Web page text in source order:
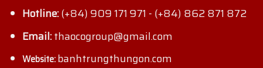
Hotline:(+84) 909 171 971 - (+84) 862 871 872
Email:thaocogroup@gmail.com
Website:banhtrungthungon.com